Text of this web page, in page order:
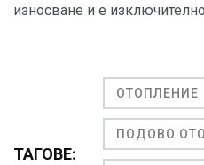
износване и е
ТАГОВЕ:
ОТОПЛЕНИЕ
ПОДОВО